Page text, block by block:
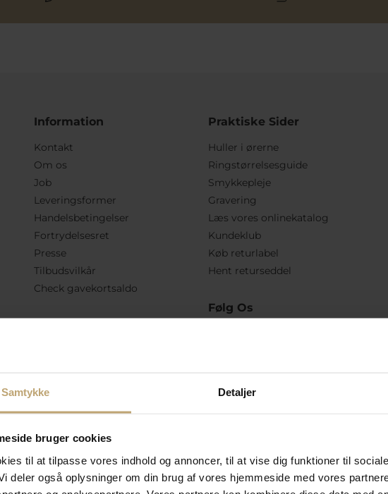
Samtykke Detaljer
bruger cookies
til at tilpasse vores indhold og annoncer, til at vise dig funktioner til
deler også oplysninger om din brug af vores hjemmeside med vores
Information
Kontakt
Om os
Job
Leveringsformer
Handelsbetingelser
Fortrydelsesret
Presse
Tilbudsvilkår
Check gavekortsaldo
Praktiske Sider
Huller i ørerne
Ringstørrelsesguide
Smykkepleje
Gravering
Læs vores onlinekatalog
Kundeklub
Køb returlabel
Hent returseddel
Følg Os